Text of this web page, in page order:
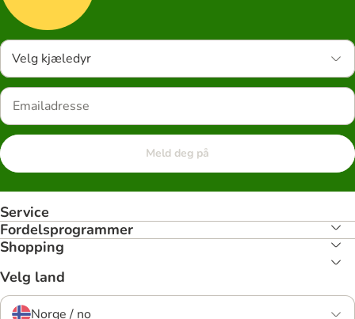
Velg kjæledyr
Meld deg på
Service
Fordelsprogrammer
Shopping
Velg land
Norge / no